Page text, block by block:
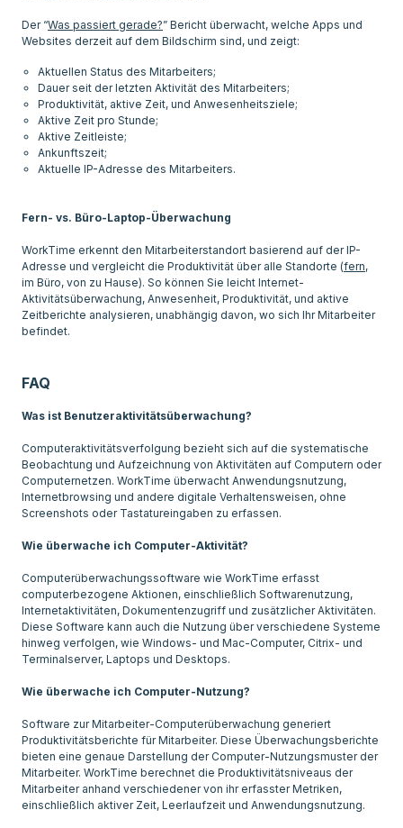
Der “Was passiert gerade?” Bericht überwacht, welche Apps und
Aktuellen Status des Mitarbeiters;
Dauer seit der letzten Aktivität des Mitarbeiters;
Produktivität, aktive Zeit, und Anwesenheitsziele;
Aktive Zeit pro Stunde;
Aktive Zeitleiste;
Ankunftszeit;
Aktuelle IP-Adresse des Mitarbeiters.
Fern- vs. Büro-Laptop-Überwachung
WorkTime erkennt den Mitarbeiterstandort basierend auf der IP-
Adresse und vergleicht die Produktivität über alle Standorte (fern,
im Büro, von zu Hause). So können Sie leicht Internet-
Aktivitätsüberwachung, Anwesenheit, Produktivität, und aktive
Zeitberichte analysieren, unabhängig davon, wo sich Ihr Mitarbeiter
befindet.
FAQ
Was ist Benutzeraktivitätsüberwachung?
Computeraktivitätsverfolgung bezieht sich auf die systematische
Beobachtung und Aufzeichnung von Aktivitäten auf Computern oder
Computernetzen. WorkTime überwacht Anwendungsnutzung,
Internetbrowsing und andere digitale Verhaltensweisen, ohne
Screenshots oder Tastatureingaben zu erfassen.
Wie überwache ich Computer-Aktivität?
Computerüberwachungssoftware wie WorkTime erfasst
computerbezogene Aktionen, einschließlich Softwarenutzung,
Internetaktivitäten, Dokumentenzugriff und zusätzlicher Aktivitäten.
Diese Software kann auch die Nutzung über verschiedene Systeme
hinweg verfolgen, wie Windows- und Mac-Computer, Citrix- und
Terminalserver, Laptops und Desktops.
Wie überwache ich Computer-Nutzung?
Software zur Mitarbeiter-Computerüberwachung generiert
Produktivitätsberichte für Mitarbeiter. Diese Überwachungsberichte
bieten eine genaue Darstellung der Computer-Nutzungsmuster der
Mitarbeiter. WorkTime berechnet die Produktivitätsniveaus der
Mitarbeiter anhand verschiedener von ihr erfasster Metriken,
einschließlich aktiver Zeit, Leerlaufzeit und Anwendungsnutzung.